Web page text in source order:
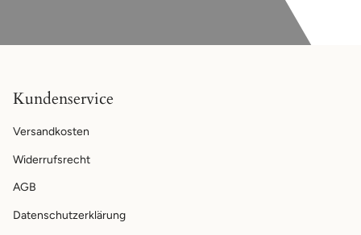
Kundenservice
Versandkosten
Widerrufsrecht
AGB
Datenschutzerklärung